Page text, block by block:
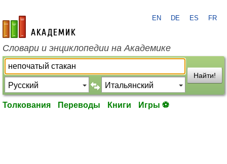
academic.ru
EN DE ES FR
Словари и энциклопедии на Академике
Найти!
Толкования Переводы Книги Игры ⚽